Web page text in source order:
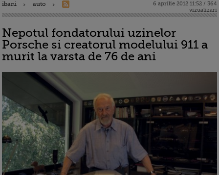
ibani auto
6 aprilie 2012 11:52 / 364
vizualizari
Nepotul fondatorului uzinelor
Porsche si creatorul modelului 911 a
murit la varsta de 76 de ani